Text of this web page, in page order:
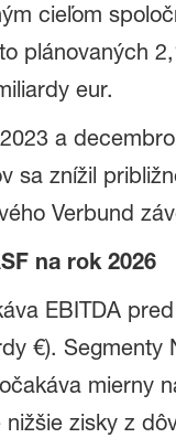
cieľom
plánovaných
eur.
a
sa znížil
Verbund
na rok 2026
EBITDA
€).
mierny
zisky z